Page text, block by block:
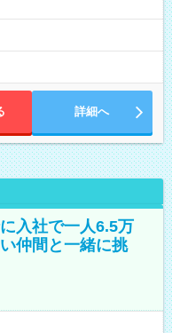
詳細へ
入社で一人6.5万
仲間と一緒に挑